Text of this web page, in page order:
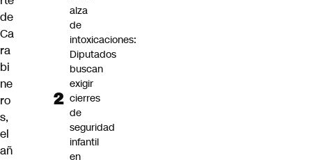
de
Ca
ra
bi
ne
ro
s,
el
añ
alza
de
intoxicaciones:
Diputados
buscan
exigir
cierres
de
seguridad
infantil
en